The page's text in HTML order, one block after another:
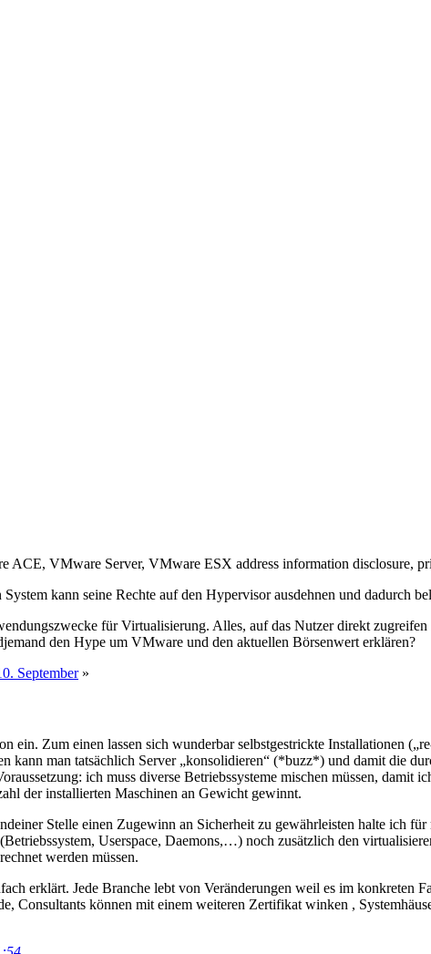
VMware Server, VMware ESX address information disclosure,
kann seine Rechte auf den Hypervisor ausdehnen und dadurch
für Virtualisierung. Alles, auf das Nutzer direkt
den Hype um VMware und den aktuellen Börsenwert erklären?
September»
Zum einen lassen sich wunderbar selbstgestrickte Installationen
kann man tatsächlich Server „konsolidieren“ (*buzz*) und damit die
ich muss diverse Betriebssysteme mischen müssen, damit
der installierten Maschinen an Gewicht gewinnt.
Stelle einen Zugewinn an Sicherheit zu gewährleisten halte ich
Userspace, Daemons,…) noch zusätzlich den
werden müssen.
erklärt. Jede Branche lebt von Veränderungen weil es im konkreten
Consultants können mit einem weiteren Zertifikat winken ,